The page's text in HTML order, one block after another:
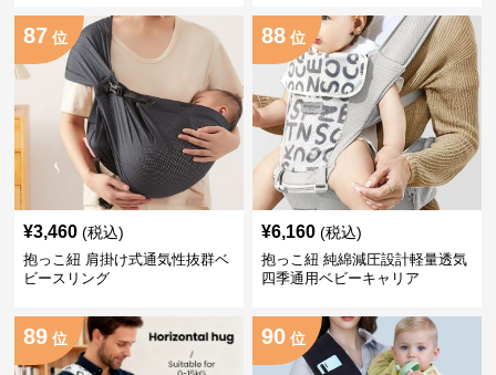
87 位
¥3,460 (税込)
抱っこ紐 肩掛け式通気性抜群ベ
ビースリング
88 位
¥6,160 (税込)
抱っこ紐 純綿減圧設計軽量透気
四季通用ベビーキャリア
89 位 90 位